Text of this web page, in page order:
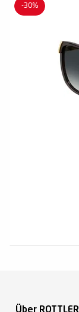
-30%